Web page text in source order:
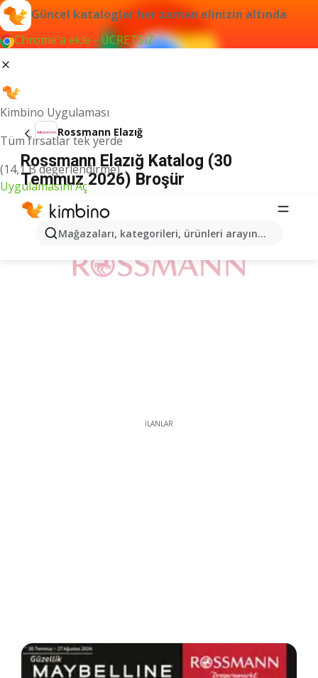
Güncel kataloglar her zaman elinizin altında
Chrome'a ekle - ÜCRETSİZ
Kimbino Uygulaması
Tüm fırsatlar tek yerde
(14,1 B değerlendirme)
Uygulamasını Aç
Mağazaları, kategorileri, ürünleri arayın...
Rossmann Elazığ
Rossmann Elazığ Katalog (30
Temmuz 2026) Broşür
İLANLAR